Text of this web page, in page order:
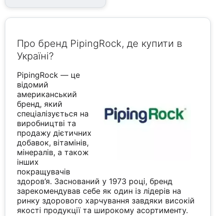
Про бренд PipingRock, де купити в
Україні?
PipingRock — це
відомий
американський
бренд, який
спеціалізується на
виробництві та
продажу дієтичних
добавок, вітамінів,
мінералів, а також
інших
покращувачів
здоров’я. Заснований у 1973 році, бренд
зарекомендував себе як один із лідерів на
ринку здорового харчування завдяки високій
якості продукції та широкому асортименту.